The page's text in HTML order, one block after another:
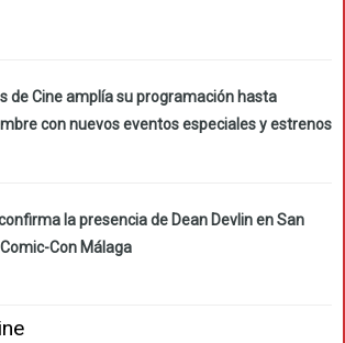
de Cine amplía su programación hasta
con nuevos eventos especiales y estrenos
la presencia de Dean Devlin en San
Con Málaga